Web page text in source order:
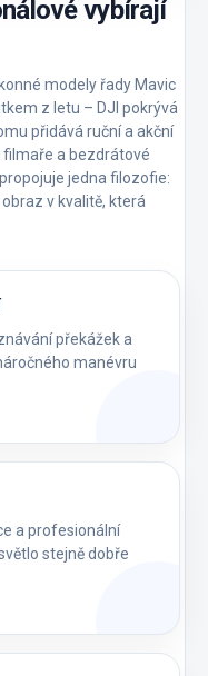
vybírají
modely řady Mavic
z letu – DJI pokrývá
přidává ruční a akční
filmaře a bezdrátové
jedna filozofie:
v kvalitě, která
překážek a
manévru
a profesionální
stejně dobře